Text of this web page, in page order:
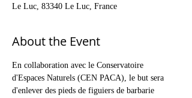
Le Luc, 83340 Le Luc, France
About the Event
En collaboration avec le Conservatoire
d'Espaces Naturels (CEN PACA), le but sera
d'enlever des pieds de figuiers de barbarie